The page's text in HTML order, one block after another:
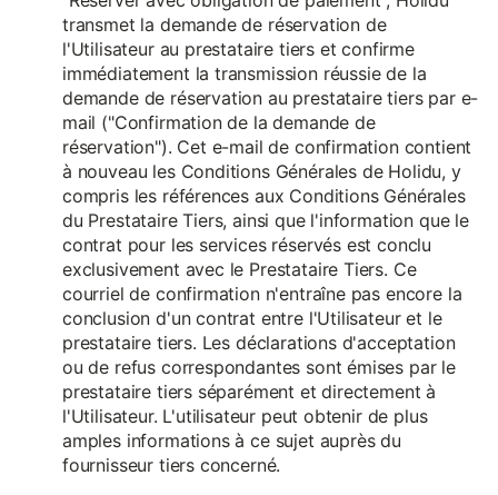
transmet la demande de réservation de
l'Utilisateur au prestataire tiers et confirme
immédiatement la transmission réussie de la
demande de réservation au prestataire tiers par e-
mail ("Confirmation de la demande de
réservation"). Cet e-mail de confirmation contient
à nouveau les Conditions Générales de Holidu, y
compris les références aux Conditions Générales
du Prestataire Tiers, ainsi que l'information que le
contrat pour les services réservés est conclu
exclusivement avec le Prestataire Tiers. Ce
courriel de confirmation n'entraîne pas encore la
conclusion d'un contrat entre l'Utilisateur et le
prestataire tiers. Les déclarations d'acceptation
ou de refus correspondantes sont émises par le
prestataire tiers séparément et directement à
l'Utilisateur. L'utilisateur peut obtenir de plus
amples informations à ce sujet auprès du
fournisseur tiers concerné.